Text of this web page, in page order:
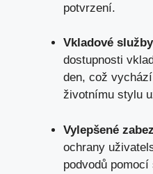
potvrzení.
Vkladové
dostupnosti
den, což
životnímu stylu
Vylepšené
ochrany
podvodů